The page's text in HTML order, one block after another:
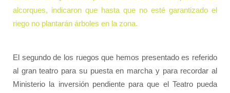
alcorques, indicaron que hasta que no esté garantizado el
riego no plantarán árboles en la zona.
El segundo de los ruegos que hemos presentado es referido
al gran teatro para su puesta en marcha y para recordar al
Ministerio la inversión pendiente para que el Teatro pueda